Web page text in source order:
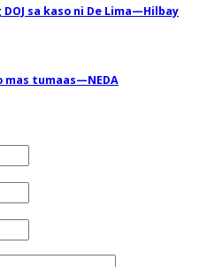
sa kaso ni De Lima—Hilbay
tumaas—NEDA